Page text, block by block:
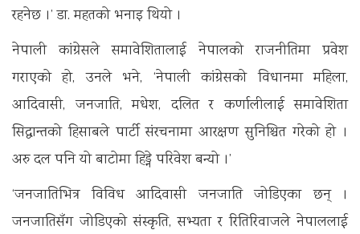
रहनेछ ।’ डा. महतकाे भनाइ थियाे ।
नेपाली कांग्रेसले समावेशितालाई नेपालको राजनीतिमा प्रवेश
गराएको हो, उनले भने, ‘नेपाली कांग्रेसको विधानमा महिला,
आदिवासी, जनजाति, मधेश, दलित र कर्णालीलाई समावेशिता
सिद्धान्तको हिसाबले पार्टी संरचनामा आरक्षण सुनिश्चित गरेको हो ।
अरु दल पनि यो बाटोमा हिड्ने परिवेश बन्यो ।’
‘जनजातिभित्र विविध आदिवासी जनजाति जोडिएका छन् ।
जनजातिसँग जोडिएको संस्कृति, सभ्यता र रितिरिवाजले नेपाललाई